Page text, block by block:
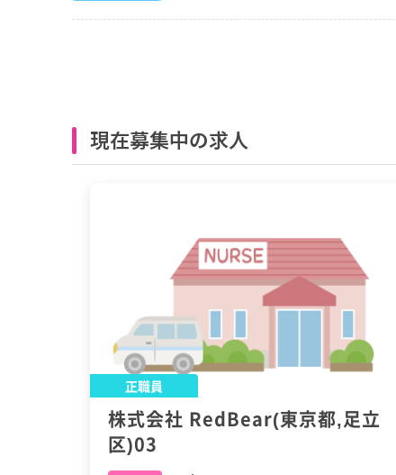
現在募集中の求人
正職員
株式会社 RedBear(東京都,足立
区)03